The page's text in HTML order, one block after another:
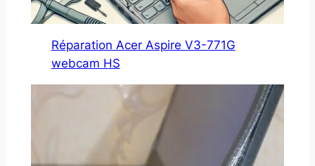
Réparation Acer Aspire V3-771G
webcam HS